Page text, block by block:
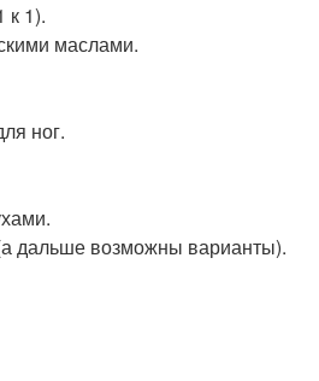
к 1).
маслами.
ног.
дальше возможны варианты).